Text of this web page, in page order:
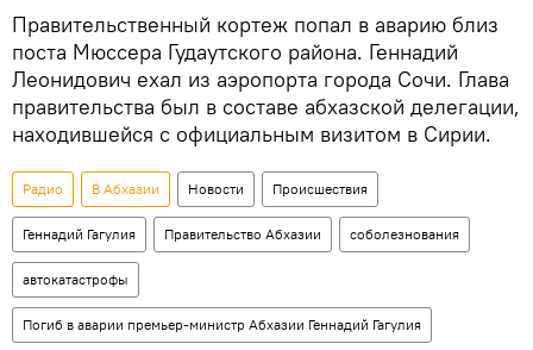
Правительственный кортеж попал в аварию близ
поста Мюссера Гудаутского района. Геннадий
Леонидович ехал из аэропорта города Сочи. Глава
правительства был в составе абхазской делегации,
находившейся с официальным визитом в Сирии.
Радио В Абхазии Новости Происшествия
Геннадий Гагулия Правительство Абхазии соболезнования
автокатастрофы
Погиб в аварии премьер-министр Абхазии Геннадий Гагулия